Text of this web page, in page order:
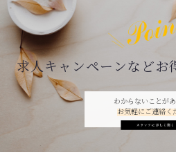
わからないことがあ
お気軽にご連絡く
求人キャンペーンなどお